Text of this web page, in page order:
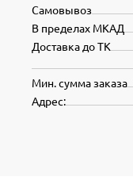
Самовывоз
В пределах МКАД
Доставка до ТК
Мин. сумма заказа
Адрес: